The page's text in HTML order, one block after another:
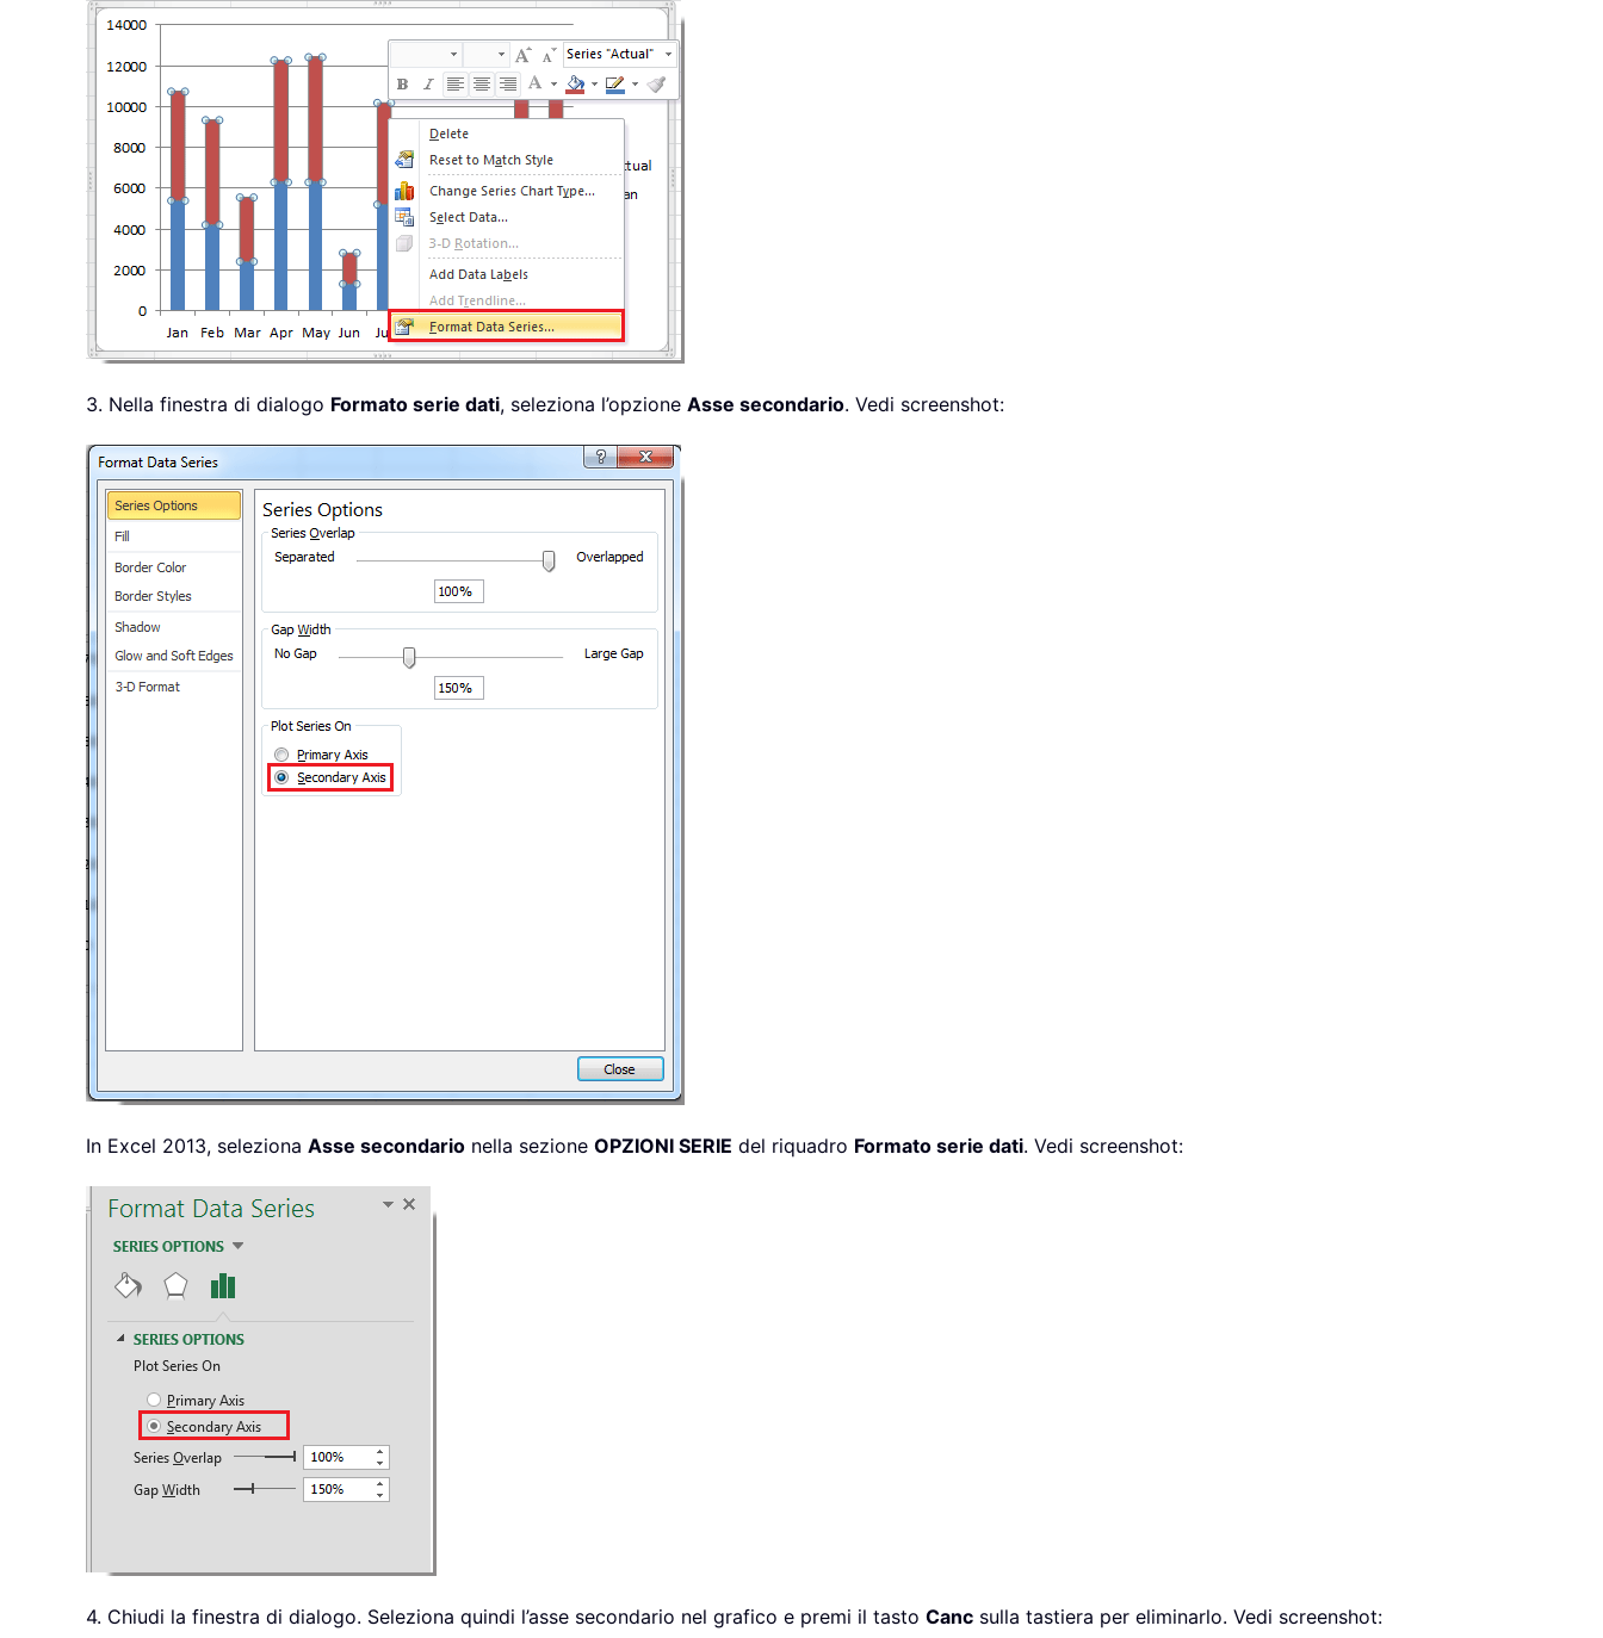
3. Nella finestra di dialogo Formato serie dati, seleziona l’opzione Asse secondario. Vedi screenshot:
In Excel 2013, seleziona Asse secondario nella sezione OPZIONI SERIE del riquadro Formato serie dati. Vedi screenshot:
4. Chiudi la finestra di dialogo. Seleziona quindi l’asse secondario nel grafico e premi il tasto Canc sulla tastiera per eliminarlo. Vedi screenshot: